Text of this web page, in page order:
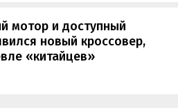
мотор и доступный
новый кроссовер,
«китайцев»